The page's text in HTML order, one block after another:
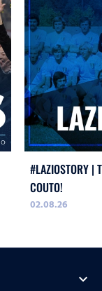
#LAZIOSTORY |
COUTO!
02.08.26
expand_more